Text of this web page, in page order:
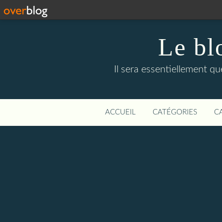
Le
Il sera essentiellement
ACCUEIL CATÉGORIES